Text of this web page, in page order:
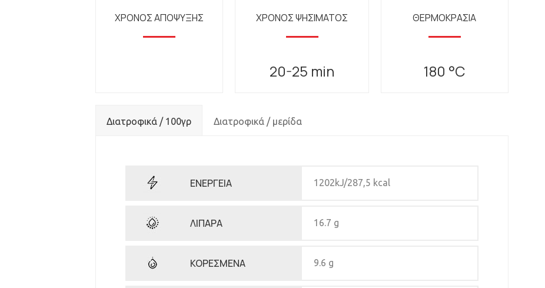
ΧΡΟΝΟΣ ΑΠΟΨΥΞΗΣ ΧΡΟΝΟΣ ΨΗΣΙΜΑΤΟΣ
20-25 min
ΘΕΡΜΟΚΡΑΣΙΑ
180 °C
Διατροφικά / 100γρ Διατροφικά / μερίδα
ΕΝΕΡΓΕΙΑ 1202kJ/287,5 kcal
ΛΙΠΑΡΑ 16.7 g
ΚΟΡΕΣΜΕΝΑ 9.6 g